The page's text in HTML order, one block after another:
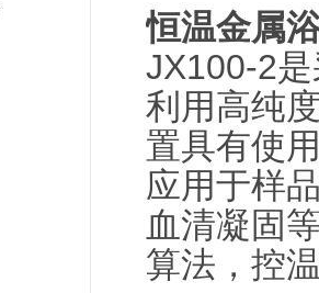
恒温金属
JX100-2
利用高纯
置具有使
应用于样
血清凝固
算法，控